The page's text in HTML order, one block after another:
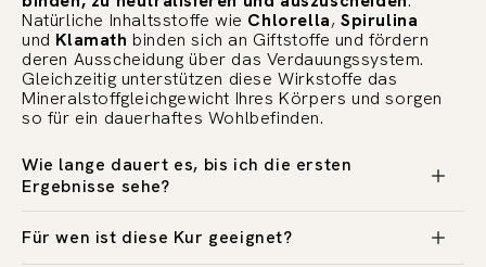
Natürliche Inhaltsstoffe wie Chlorella,Spirulina
und Klamath binden sich an Giftstoffe und fördern
deren Ausscheidung über das Verdauungssystem.
Gleichzeitig unterstützen diese Wirkstoffe das
Mineralstoffgleichgewicht Ihres Körpers und sorgen
so für ein dauerhaftes Wohlbefinden.
Wie lange dauert es, bis ich die ersten
Ergebnisse sehe?
Für wen ist diese Kur geeignet?